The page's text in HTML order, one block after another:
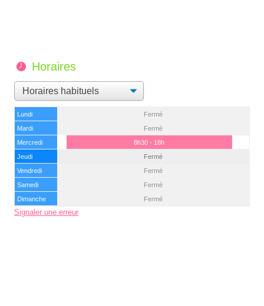
Horaires
Lundi
Fermé
Mardi
Fermé
Mercredi
8h30 - 18h
Jeudi
Fermé
Vendredi
Fermé
Samedi
Fermé
Dimanche
Fermé
Signaler une erreur